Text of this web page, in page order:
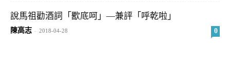
說馬祖勸酒詞「歠底呵」—兼評「呼乾啦」
陳高志 - 2018-04-28 0